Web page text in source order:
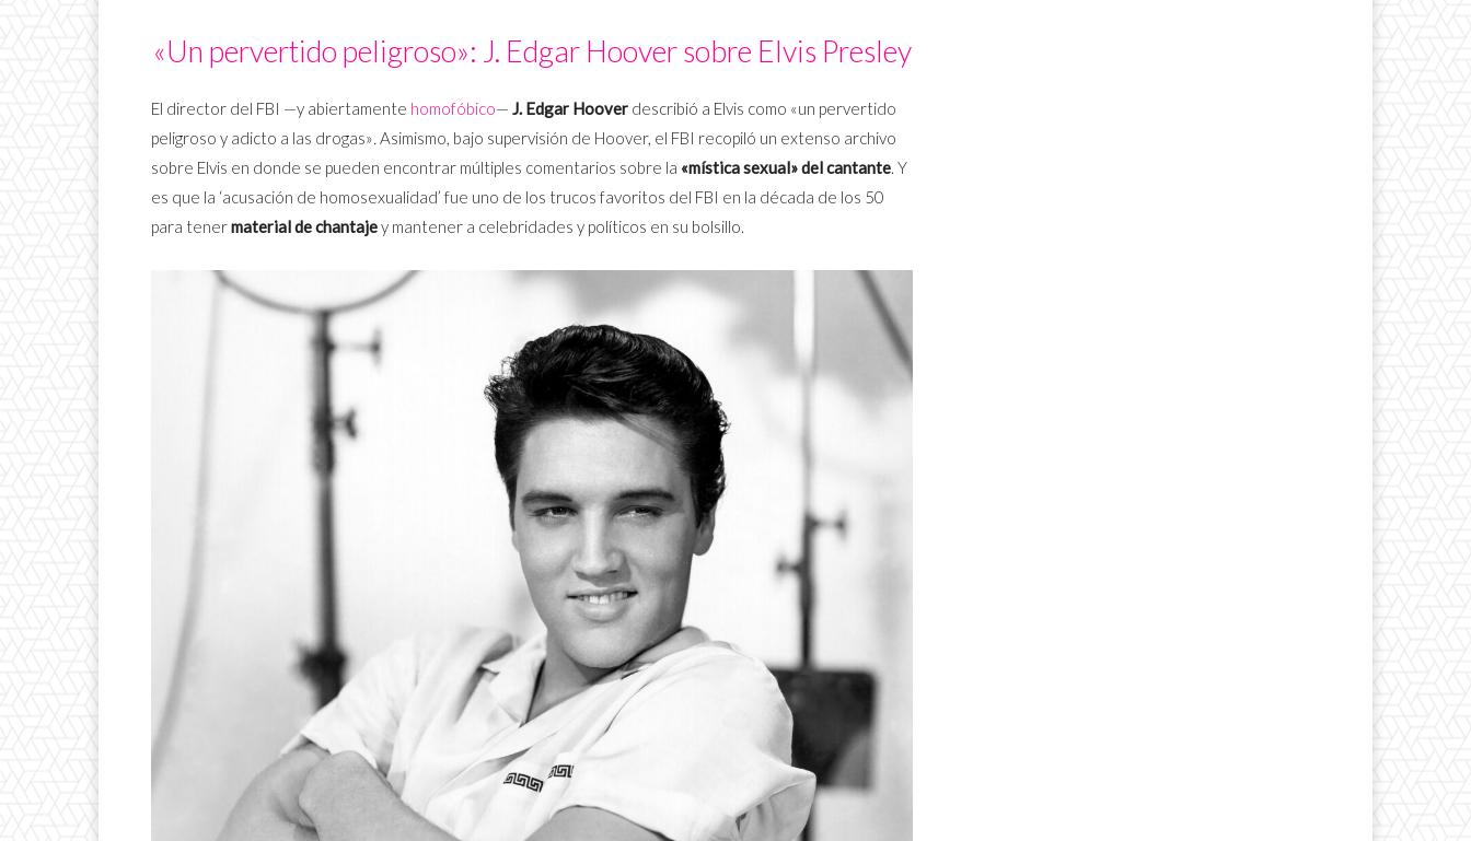
«Un pervertido peligroso»: J. Edgar Hoover sobre Elvis Presley
El director del FBI —y abiertamente homofóbico— J. Edgar Hoover describió a Elvis como «un pervertido
peligroso y adicto a las drogas». Asimismo, bajo supervisión de Hoover, el FBI recopiló un extenso archivo
sobre Elvis en donde se pueden encontrar múltiples comentarios sobre la «mística sexual» del cantante. Y
es que la ‘acusación de homosexualidad’ fue uno de los trucos favoritos del FBI en la década de los 50
para tenermaterial de chantajey mantener a celebridades y políticos en su bolsillo.